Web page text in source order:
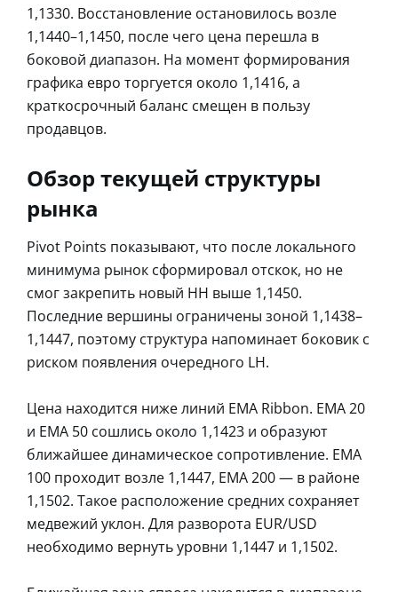
1,1330. Восстановление остановилось возле
1,1440–1,1450, после чего цена перешла в
боковой диапазон. На момент формирования
графика евро торгуется около 1,1416, а
краткосрочный баланс смещен в пользу
продавцов.
Обзор текущей структуры
рынка
Pivot Points показывают, что после локального
минимума рынок сформировал отскок, но не
смог закрепить новый HH выше 1,1450.
Последние вершины ограничены зоной 1,1438–
1,1447, поэтому структура напоминает боковик с
риском появления очередного LH.
Цена находится ниже линий EMA Ribbon. EMA 20
и EMA 50 сошлись около 1,1423 и образуют
ближайшее динамическое сопротивление. EMA
100 проходит возле 1,1447, EMA 200 — в районе
1,1502. Такое расположение средних сохраняет
медвежий уклон. Для разворота EUR/USD
необходимо вернуть уровни 1,1447 и 1,1502.